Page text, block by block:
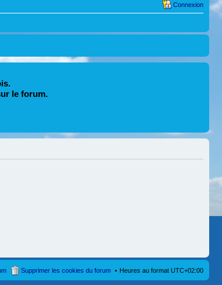
Connexion
le forum.
Heures au format UTC+02:00
Supprimer les cookies du forum